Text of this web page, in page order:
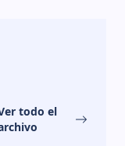
todo el